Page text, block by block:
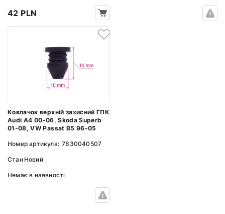
42 PLN
Ковпачок верхній захисний ГПК
Audi A4 00-06, Skoda Superb
01-08, VW Passat B5 96-05
Номер артикула: 7830040507
Стан Новий
Немає в наявності